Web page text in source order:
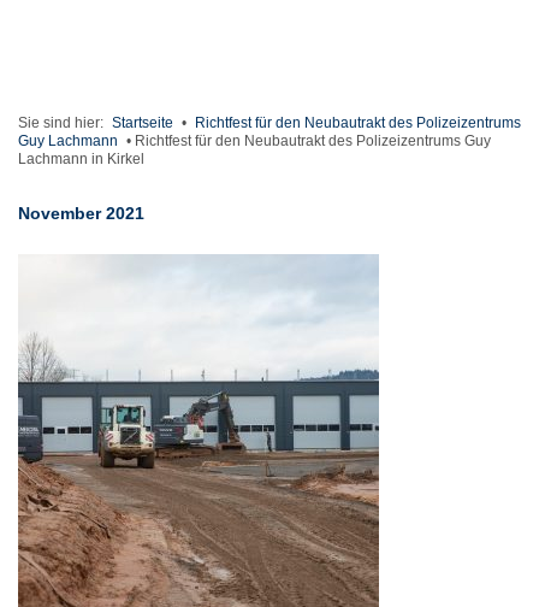
Sie sind hier: Startseite •
Richtfest für den Neubautrakt des Polizeizentrums
Guy Lachmann • Richtfest für den Neubautrakt des Polizeizentrums Guy
Lachmann in Kirkel
November 2021